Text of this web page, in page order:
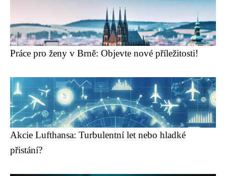
Práce pro ženy v Brně: Objevte nové příležitosti!
Akcie Lufthansa: Turbulentní let nebo hladké
přistání?